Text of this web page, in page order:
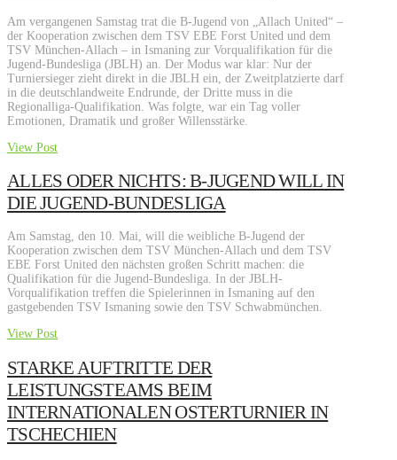
Am vergangenen Samstag trat die B-Jugend von „Allach United“ –
der Kooperation zwischen dem TSV EBE Forst United und dem
TSV München-Allach – in Ismaning zur Vorqualifikation für die
Jugend-Bundesliga (JBLH) an. Der Modus war klar: Nur der
Turniersieger zieht direkt in die JBLH ein, der Zweitplatzierte darf
in die deutschlandweite Endrunde, der Dritte muss in die
Regionalliga-Qualifikation. Was folgte, war ein Tag voller
Emotionen, Dramatik und großer Willensstärke.
View Post
ALLES ODER NICHTS: B-JUGEND WILL IN
DIE JUGEND-BUNDESLIGA
Am Samstag, den 10. Mai, will die weibliche B-Jugend der
Kooperation zwischen dem TSV München-Allach und dem TSV
EBE Forst United den nächsten großen Schritt machen: die
Qualifikation für die Jugend-Bundesliga. In der JBLH-
Vorqualifikation treffen die Spielerinnen in Ismaning auf den
gastgebenden TSV Ismaning sowie den TSV Schwabmünchen.
View Post
STARKE AUFTRITTE DER
LEISTUNGSTEAMS BEIM
INTERNATIONALEN OSTERTURNIER IN
TSCHECHIEN